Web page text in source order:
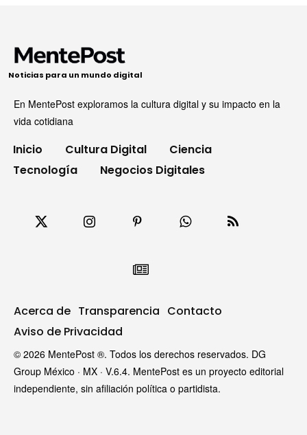
Noticias para un mundo digital
En MentePost exploramos la cultura digital y su impacto en la
vida cotidiana
Inicio Cultura Digital
Ciencia
Tecnología
Negocios Digitales
Acerca de Transparencia Contacto
Aviso de Privacidad
© 2026 MentePost ®. Todos los derechos reservados. DG
Group México · MX · V.6.4. MentePost es un proyecto editorial
independiente, sin afiliación política o partidista.